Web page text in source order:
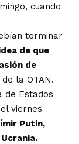
cuando
terminar
de que
de
la OTAN.
de Estados
viernes
Putin,